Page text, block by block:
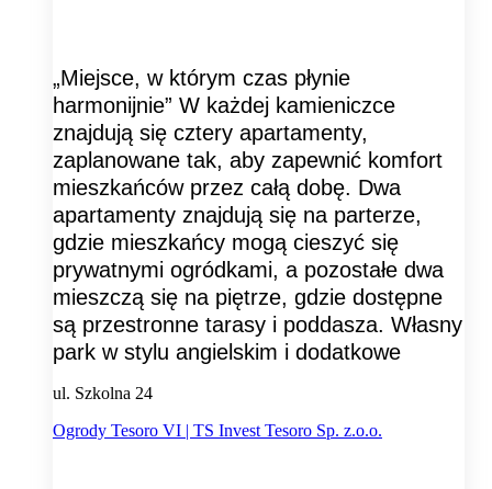
„Miejsce, w którym czas płynie
harmonijnie” W każdej kamieniczce
znajdują się cztery apartamenty,
zaplanowane tak, aby zapewnić komfort
mieszkańców przez całą dobę. Dwa
apartamenty znajdują się na parterze,
gdzie mieszkańcy mogą cieszyć się
prywatnymi ogródkami, a pozostałe dwa
mieszczą się na piętrze, gdzie dostępne
są przestronne tarasy i poddasza. Własny
park w stylu angielskim i dodatkowe
ul. Szkolna 24
Ogrody Tesoro VI | TS Invest Tesoro Sp. z.o.o.